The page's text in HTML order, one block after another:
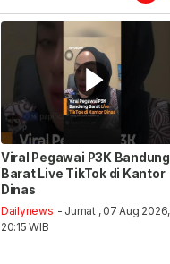
Viral Pegawai P3K Bandung
Barat Live TikTok di Kantor
Dinas
Dailynews - Jumat , 07 Aug 2026,
20:15 WIB